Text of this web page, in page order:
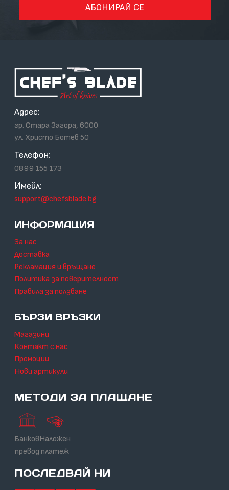
АБОНИРАЙ СЕ
Адрес:
гр. Стара Загора, 6000
ул. Христо Ботев 50
Телефон:
0899 155 173
Имейл:
support@chefsblade.bg
ИНФОРМАЦИЯ
За нас
Доставка
Рекламация и връщане
Политика за поверителност
Правила за ползване
БЪРЗИ ВРЪЗКИ
Магазини
Контакт с нас
Промоции
Нови артикули
МЕТОДИ ЗА ПЛАЩАНЕ
Банков
превод
Наложен
платеж
ПОСЛЕДВАЙ НИ